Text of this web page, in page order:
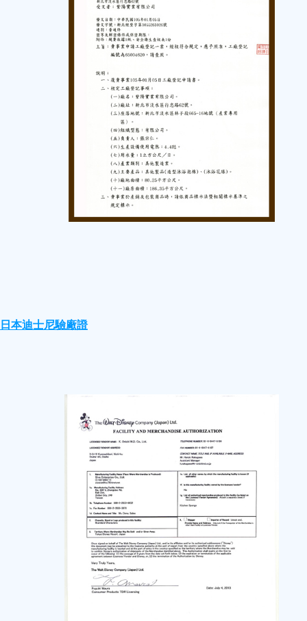
日本迪士尼驗廠證